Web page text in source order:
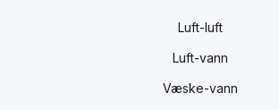
Luft-luft
Luft-vann
Væske-vann